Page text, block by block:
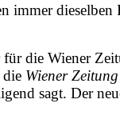
immer dieselben
die Wiener
die Wiener Zeitung
sagt. Der